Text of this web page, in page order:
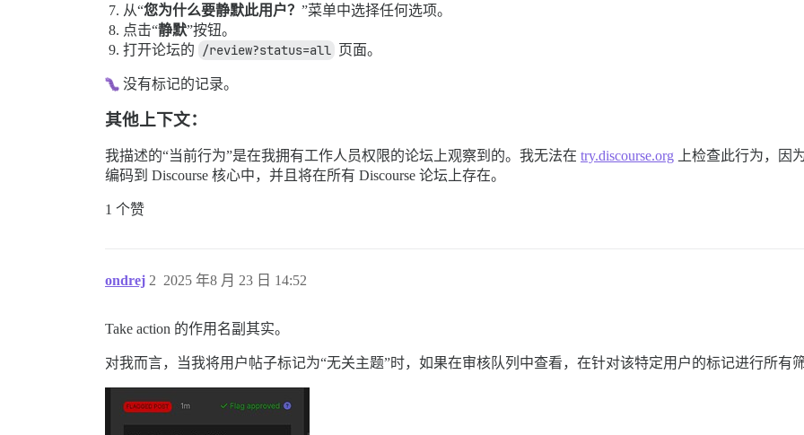
从“您为什么要静默此用户？ ”菜单中选择任何选项。
点击“静默”按钮。
打开论坛的
/review?status=all 页面。
没有标记的记录。
其他上下文：
我描述的“当前行为”是在我拥有工作人员权限的论坛上观察到的。我无法在 try.discourse.org 上检查此行为，因
编码到 Discourse 核心中，并且将在所有 Discourse 论坛上存在。
1 个赞
ondrej 2025 年8 月 23 日 14:52
2
Take action 的作用名副其实。
对我而言，当我将用户帖子标记为“无关主题”时，如果在审核队列中查看，在针对该特定用户的标记进行所有